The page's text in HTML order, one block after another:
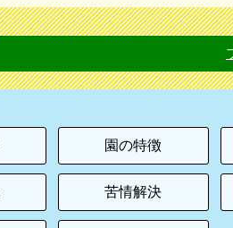
園の特徴
苦情解決